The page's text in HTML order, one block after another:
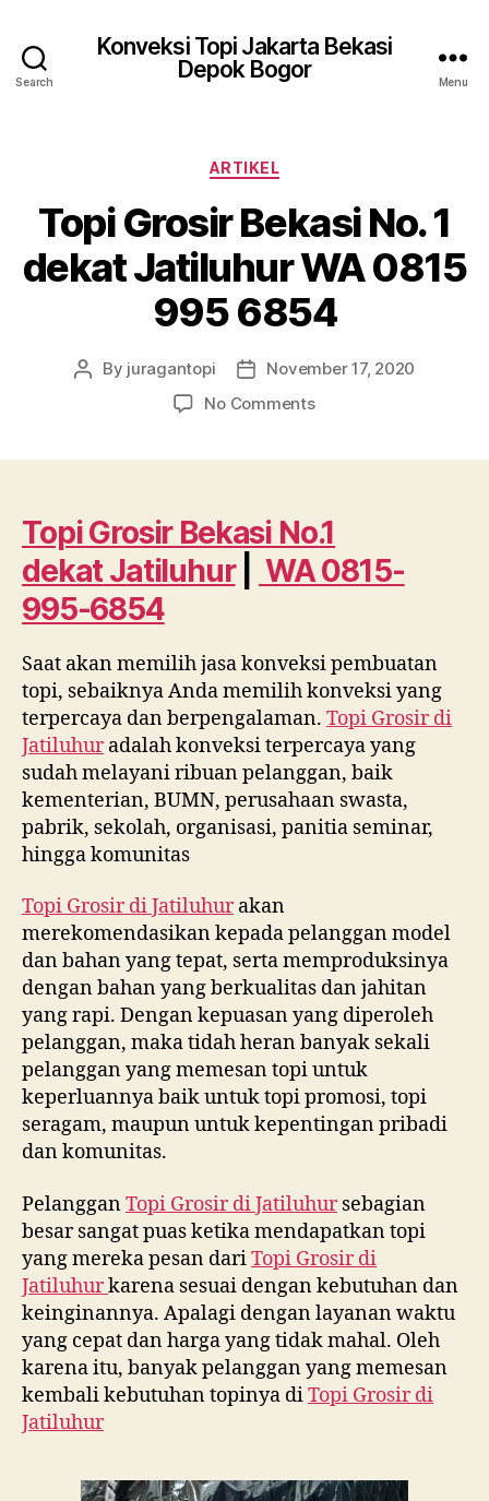
Search
Konveksi Topi Jakarta Bekasi
Depok Bogor
Menu
Categories
ARTIKEL
Topi Grosir Bekasi No. 1
dekat Jatiluhur WA 0815
995 6854
Post
By juragantopi
PostNovember 17, 2020
No Commentson
dekat
Jatiluhur
6854
Topi Grosir Bekasi No.1
dekat Jatiluhur|
WA 0815-
995-6854
Saat akan memilih jasa konveksi pembuatan
topi, sebaiknya Anda memilih konveksi yang
terpercaya dan berpengalaman. Topi Grosir di
Jatiluhuradalah konveksi terpercaya yang
sudah melayani ribuan pelanggan, baik
kementerian, BUMN, perusahaan swasta,
pabrik, sekolah, organisasi, panitia seminar,
hingga komunitas
Topi Grosir diJatiluhurakan
merekomendasikan kepada pelanggan model
dan bahan yang tepat, serta memproduksinya
dengan bahan yang berkualitas dan jahitan
yang rapi. Dengan kepuasan yang diperoleh
pelanggan, maka tidah heran banyak sekali
pelanggan yang memesan topi untuk
keperluannya baik untuk topi promosi, topi
seragam, maupun untuk kepentingan pribadi
dan komunitas.
PelangganTopi Grosir diJatiluhursebagian
besar sangat puas ketika mendapatkan topi
yang mereka pesan dariTopi Grosir di
Jatiluhurkarena sesuai dengan kebutuhan dan
keinginannya. Apalagi dengan layanan waktu
yang cepat dan harga yang tidak mahal. Oleh
karena itu, banyak pelanggan yang memesan
kembali kebutuhan topinya diTopi Grosir di
Jatiluhur